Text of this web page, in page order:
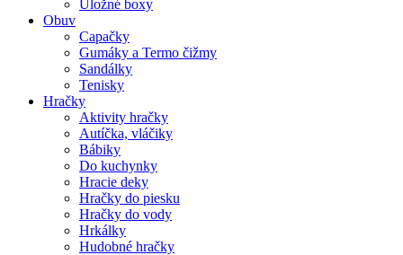
Úložné boxy
Obuv
Capačky
Gumáky a Termo čižmy
Sandálky
Tenisky
Hračky
Aktivity hračky
Autíčka, vláčiky
Bábiky
Do kuchynky
Hracie deky
Hračky do piesku
Hračky do vody
Hrkálky
Hudobné hračky